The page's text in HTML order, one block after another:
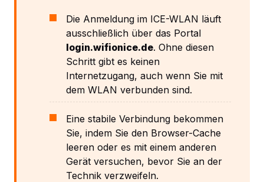
Die Anmeldung im ICE-WLAN läuft
ausschließlich über das Portal
login.wifionice.de. Ohne diesen
Schritt gibt es keinen
Internetzugang, auch wenn Sie mit
dem WLAN verbunden sind.
Eine stabile Verbindung bekommen
Sie, indem Sie den Browser-Cache
leeren oder es mit einem anderen
Gerät versuchen, bevor Sie an der
Technik verzweifeln.